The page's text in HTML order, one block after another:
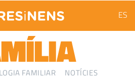
ES
FAMILIAR
NOTÍCIES